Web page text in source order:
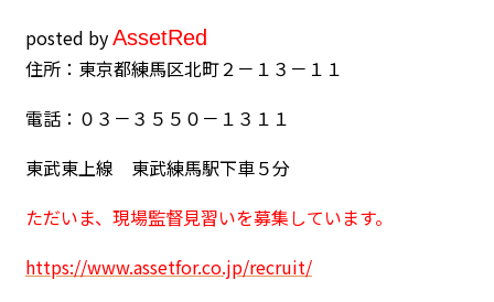
posted byAssetRed
住所：東京都練馬区北町２－１３－１１
電話：０３－３５５０－１３１１
東武東上線 東武練馬駅下車５分
ただいま、現場監督見習いを募集しています。
https://www.assetfor.co.jp/recruit/